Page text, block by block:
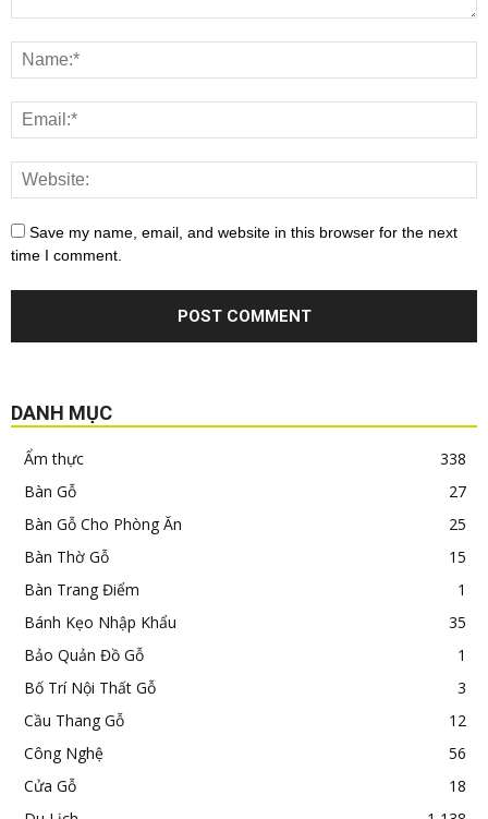
Save my name, email, and website in this browser for the next
time I comment.
DANH MỤC
Ẩm thực
338
Bàn Gỗ
27
Bàn Gỗ Cho Phòng Ăn
25
Bàn Thờ Gỗ
15
Bàn Trang Điểm
1
Bánh Kẹo Nhập Khẩu
35
Bảo Quản Đồ Gỗ
1
Bố Trí Nội Thất Gỗ
3
Cầu Thang Gỗ
12
Công Nghệ
56
Cửa Gỗ
18